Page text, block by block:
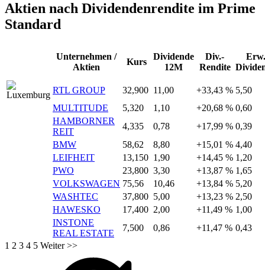
Aktien nach Dividendenrendite im Prime
Standard
Unternehmen /
Aktien
Kurs
Dividende
12M
Div.-
Rendite
Erw.
RTL GROUP 32,900 11,00 +33,43 % 5,50
MULTITUDE
5,320 1,10 +20,68 % 0,60
HAMBORNER
REIT
4,335 0,78 +17,99 % 0,39
BMW
58,62 8,80 +15,01 % 4,40
LEIFHEIT
13,150 1,90 +14,45 % 1,20
PWO
23,800 3,30 +13,87 % 1,65
VOLKSWAGEN 75,56 10,46 +13,84 % 5,20
WASHTEC
37,800 5,00 +13,23 % 2,50
HAWESKO
17,400 2,00 +11,49 % 1,00
INSTONE
REAL ESTATE
7,500 0,86 +11,47 % 0,43
1 2 3 4 5 Weiter >>